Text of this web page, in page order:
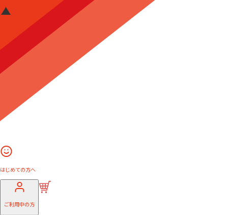
はじめての方へ
ご利用中の方